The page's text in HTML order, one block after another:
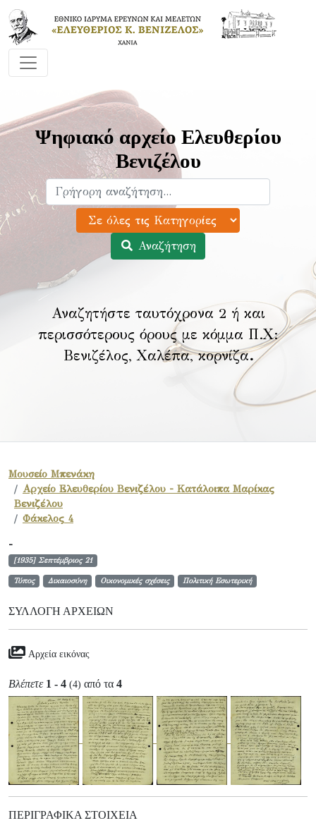
Ψηφιακό αρχείο Ελευθερίου
Βενιζέλου
Αναζήτηση
Αναζητήστε ταυτόχρονα 2 ή και
περισσότερους όρους με κόμμα Π.Χ:
Βενιζέλος, Χαλέπα, κορνίζα.
Μουσείο Μπενάκη
Αρχείο Ελευθερίου Βενιζέλου - Κατάλοιπα Μαρίκας
Βενιζέλου
Φάκελος 4
-
[1935] Σεπτέμβριος 21
Τύπος Δικαιοσύνη Οικονομικές σχέσεις Πολιτική Εσωτερική
ΣΥΛΛΟΓΉ ΑΡΧΕΊΩΝ
Αρχεία εικόνας
Βλέπετε 1 - 4 (4) από τα 4
ΠΕΡΙΓΡΑΦΙΚΆ ΣΤΟΙΧΕΊΑ